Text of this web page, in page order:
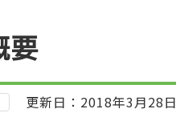
要
更新日：2018年3月28日